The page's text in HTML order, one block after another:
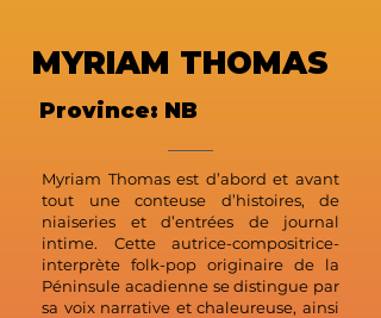
MYRIAM THOMAS
Province: NB
Myriam Thomas est d’abord et avant
tout une conteuse d’histoires, de
niaiseries et d’entrées de journal
intime. Cette autrice-compositrice-
interprète folk-pop originaire de la
Péninsule acadienne se distingue par
sa voix narrative et chaleureuse, ainsi